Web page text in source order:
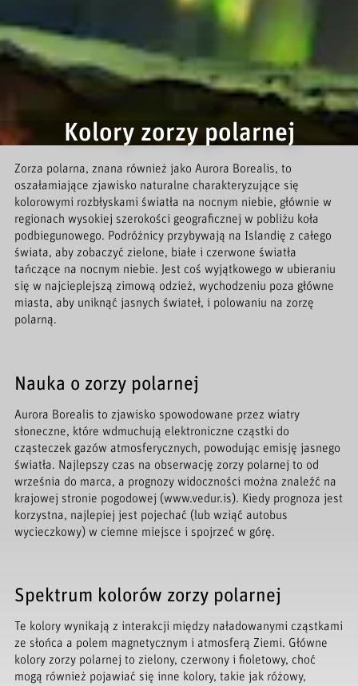
Kolory zorzy polarnej
Zorza polarna, znana również jako Aurora Borealis, to
oszałamiające zjawisko naturalne charakteryzujące się
kolorowymi rozbłyskami światła na nocnym niebie, głównie w
regionach wysokiej szerokości geograficznej w pobliżu koła
podbiegunowego. Podróżnicy przybywają na Islandię z całego
świata, aby zobaczyć zielone, białe i czerwone światła
tańczące na nocnym niebie. Jest coś wyjątkowego w ubieraniu
się w najcieplejszą zimową odzież, wychodzeniu poza główne
miasta, aby uniknąć jasnych świateł, i polowaniu na zorzę
polarną.
Nauka o zorzy polarnej
Aurora Borealis to zjawisko spowodowane przez wiatry
słoneczne, które wdmuchują elektroniczne cząstki do
cząsteczek gazów atmosferycznych, powodując emisję jasnego
światła. Najlepszy czas na obserwację zorzy polarnej to od
września do marca, a prognozy widoczności można znaleźć na
krajowej stronie pogodowej (www.vedur.is). Kiedy prognoza jest
korzystna, najlepiej jest pojechać (lub wziąć autobus
wycieczkowy) w ciemne miejsce i spojrzeć w górę.
Spektrum kolorów zorzy polarnej
Te kolory wynikają z interakcji między naładowanymi cząstkami
ze słońca a polem magnetycznym i atmosferą Ziemi. Główne
kolory zorzy polarnej to zielony, czerwony i fioletowy, choć
mogą również pojawiać się inne kolory, takie jak różowy,